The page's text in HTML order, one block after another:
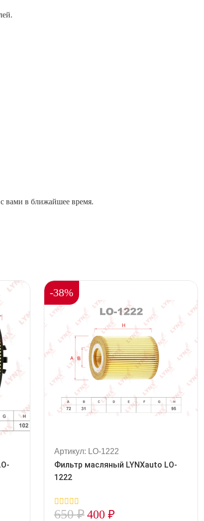
вами в ближайшее время.
-38%
Артикул: LO-1222
Фильтр масляный LYNXauto LO-
1222
0
650₽ 400 ₽